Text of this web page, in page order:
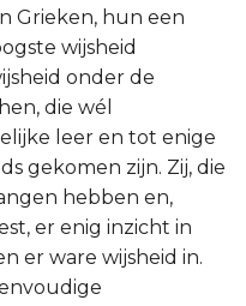
Grieken, hun een
wijsheid
onder de
die wél
leer en tot enige
gekomen zijn. Zij, die
hebben en,
er enig inzicht in
er ware wijsheid in.